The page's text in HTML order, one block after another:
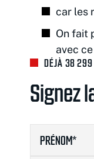
car les
On fait
avec
DÉJÀ 38 299
Signez